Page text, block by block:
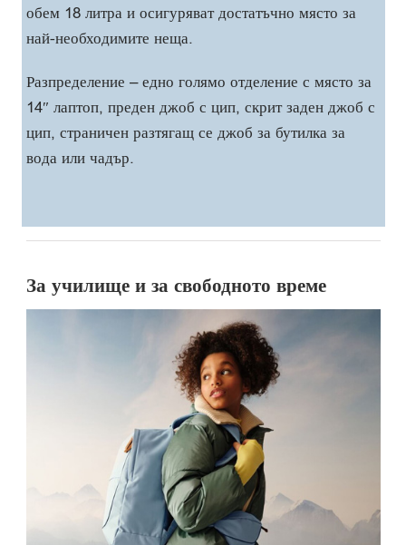
обем 18 литра и осигуряват достатъчно място за
най-необходимите неща.
Разпределение – едно голямо отделение с място за
14″ лаптоп, преден джоб с цип, скрит заден джоб с
цип, страничен разтягащ се джоб за бутилка за
вода или чадър.
За училище и за свободното време